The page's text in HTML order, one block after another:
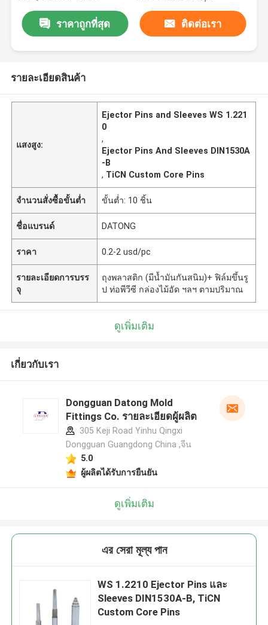
ราคาถูกที่สุด ติดต่อเรา
รายละเอียดสินค้า
แสงสูง:
Ejector Pins and Sleeves WS 1.221
0
,
Ejector Pins And Sleeves DIN1530A
-B
, TiCN Custom Core Pins
จำนวนสั่งซื้อขั้นต่ำ ขั้นต่ำ: 10 ชิ้น
ชื่อแบรนด์ DATONG
ราคา 0.2-2 usd/pc
รายละเอียดการบรร
จุ
ถุงพลาสติก (มีน้ำมันกันสนิม)+ ฟิล์มขึ้นรู
ป ท่อพีวีซี กล่องไม้อัด ฯลฯ ตามปริมาณ
ดูเพิ่มเติม
เกี่ยวกับเรา
Dongguan Datong Mold
Fittings Co. รายละเอียดผู้ผลิต
305 Keji Road Yinhu Qingxi
Dongguan Guangdong China ,จีน
5.0
ผู้ผลิตได้รับการยืนยัน
ดูเพิ่มเติม
এর সেরা মূল্য পান
WS 1.2210 Ejector Pins และ
Sleeves DIN1530A-B, TiCN
Custom Core Pins